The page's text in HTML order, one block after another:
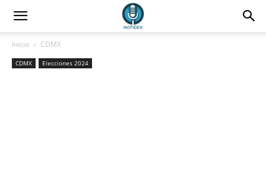
Inicio CDMX
CDMX Elecciones 2024